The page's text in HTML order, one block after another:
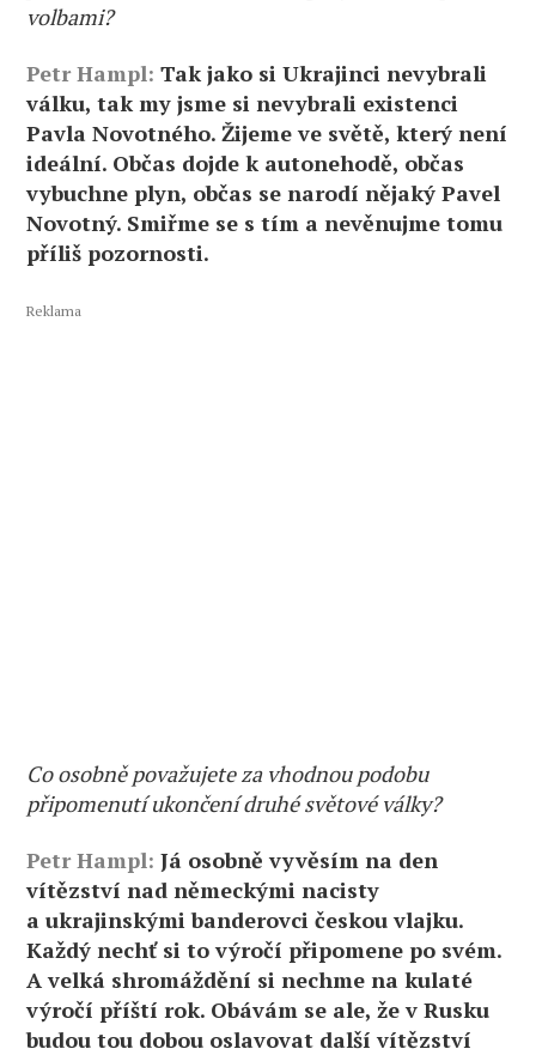
volbami?
Petr Hampl: Tak jako si Ukrajinci nevybrali
válku, tak my jsme si nevybrali existenci
Pavla Novotného. Žijeme ve světě, který není
ideální. Občas dojde k autonehodě, občas
vybuchne plyn, občas se narodí nějaký Pavel
Novotný. Smiřme se s tím a nevěnujme tomu
příliš pozornosti.
Reklama
Co osobně považujete za vhodnou podobu
připomenutí ukončení druhé světové války?
Petr Hampl: Já osobně vyvěsím na den
vítězství nad německými nacisty
a ukrajinskými banderovci českou vlajku.
Každý nechť si to výročí připomene po svém.
A velká shromáždění si nechme na kulaté
výročí příští rok. Obávám se ale, že v Rusku
budou tou dobou oslavovat další vítězství